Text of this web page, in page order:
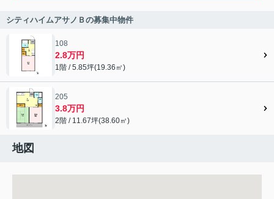
シティハイムアサノＢの募集中物件
108
2.8万円
1階 / 5.85坪(19.36㎡)
205
3.8万円
2階 / 11.67坪(38.60㎡)
地図